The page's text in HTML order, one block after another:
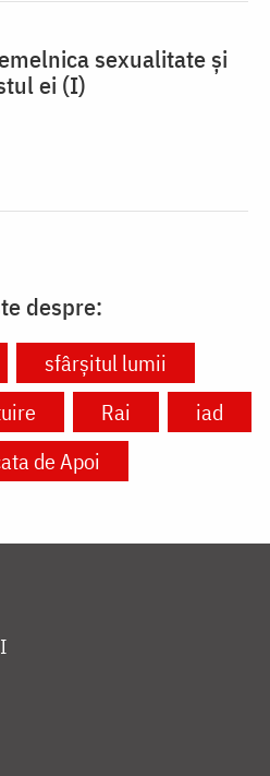
sexualitate și
ei (I)
despre:
sfârșitul lumii
Rai
iad
de Apoi